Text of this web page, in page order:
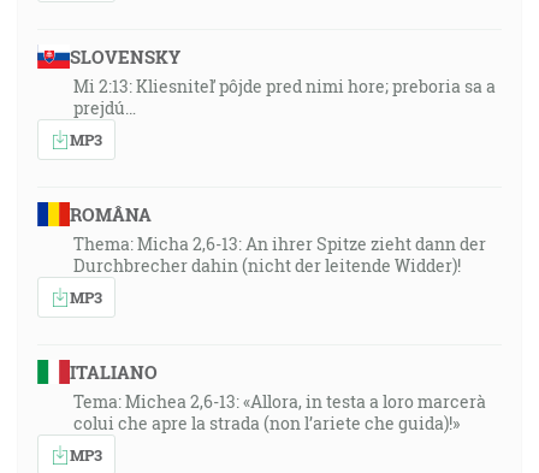
SLOVENSKY
Mi 2:13: Kliesniteľ pôjde pred nimi hore; preboria sa a
prejdú…
MP3
ROMÂNA
Thema: Micha 2,6-13: An ihrer Spitze zieht dann der
Durchbrecher dahin (nicht der leitende Widder)!
MP3
ITALIANO
Tema: Michea 2,6-13: «Allora, in testa a loro marcerà
colui che apre la strada (non l’ariete che guida)!»
MP3